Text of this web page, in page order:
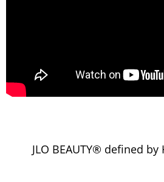
JLO BEAUTY® defined